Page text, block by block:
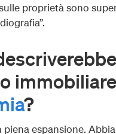
proprietà sono
immobiliare
?
piena espansione.